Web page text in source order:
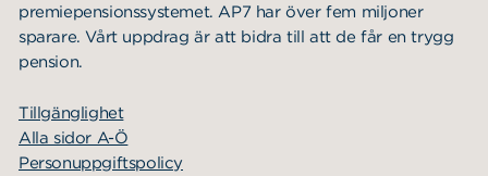
premiepensionssystemet. AP7 har över fem miljoner
sparare. Vårt uppdrag är att bidra till att de får en trygg
pension.
Tillgänglighet
Alla sidor A-Ö
Personuppgiftspolicy